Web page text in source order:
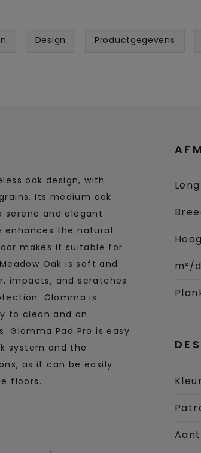
Design Productgegevens
oak design, with
Its medium oak
serene and elegant
enhances the natural
makes it suitable for
Oak is soft and
impacts, and scratches
Glomma is
to clean and an
Glomma Pad Pro is easy
system and the
as it can be easily
floors.
m²/
Kleur